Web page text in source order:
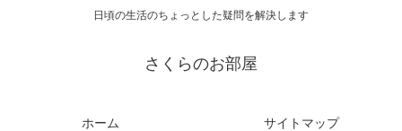
日頃の生活のちょっとした疑問を解決します
さくらのお部屋
ホーム サイトマップ